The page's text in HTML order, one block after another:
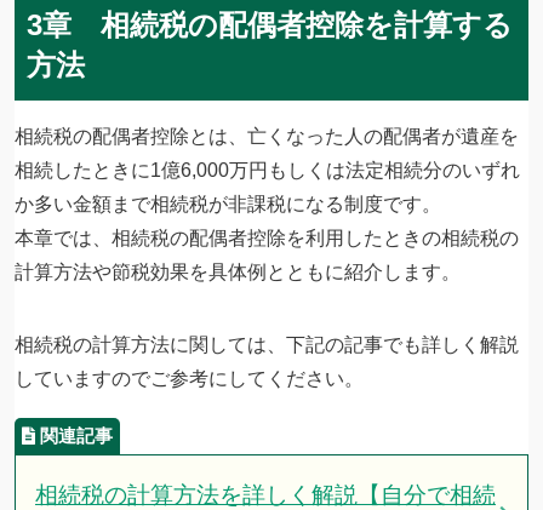
3章 相続税の配偶者控除を計算する
方法
相続税の配偶者控除とは、亡くなった人の配偶者が遺産を
相続したときに1億6,000万円もしくは法定相続分のいずれ
か多い金額まで相続税が非課税になる制度です。
本章では、相続税の配偶者控除を利用したときの相続税の
計算方法や節税効果を具体例とともに紹介します。
相続税の計算方法に関しては、下記の記事でも詳しく解説
していますのでご参考にしてください。
相続税の計算方法を詳しく解説【自分で相続